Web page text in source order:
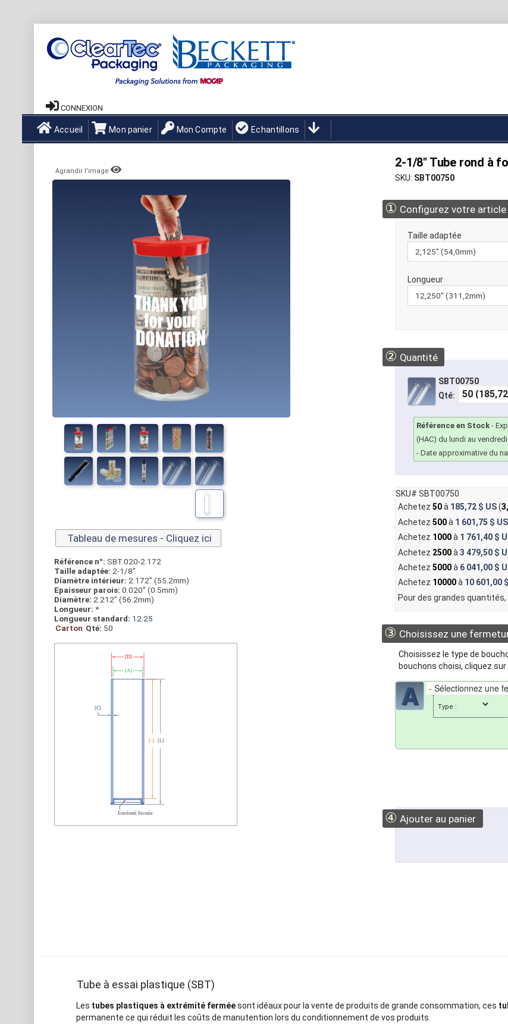
CONNEXION
Accueil Mon panier Mon Compte Echantillons
2-1/8" Tube rond à
SKU SBT00750
① Configurez votre article
Taille adaptée
Longueur
② Quantité
SBT00750
Qté:
Référence en Stock -
(HAC) du lundi au
- Date approximative du
SKU# SBT00750
Achetez 50à 185,72 $ US(
Achetez 500à 1 601,75 $ US
Achetez 1000à 1 761,40 $
Achetez 2500à 3 479,50 $
Achetez 5000à 6 041,00 $
Achetez 10000à 10 601,00
Pour des grandes quantités,
③ Choisissez une
Choisissez le type de
bouchons choisi, cliquez sur
Type :
④ Ajouter au panier
Agrandir l'image
Tableau de mesures - Cliquez ici
Référence n°: SBT.020-2.172
Taille adaptée: 2-1/8”
Diamètre intérieur: 2.172” (55.2mm)
Epaisseur parois: 0.020” (0.5mm)
Diamètre: 2.212” (56.2mm)
Longueur: *
Longueur standard: 12.25
Carton Qté: 50
Tube à essai plastique (SBT)
Les tubes plastiques à extrémité ferméesont idéaux pour la vente de produits de grande consommation, ces
permanente ce qui réduit les coûts de manutention lors du conditionnement de vos produits.